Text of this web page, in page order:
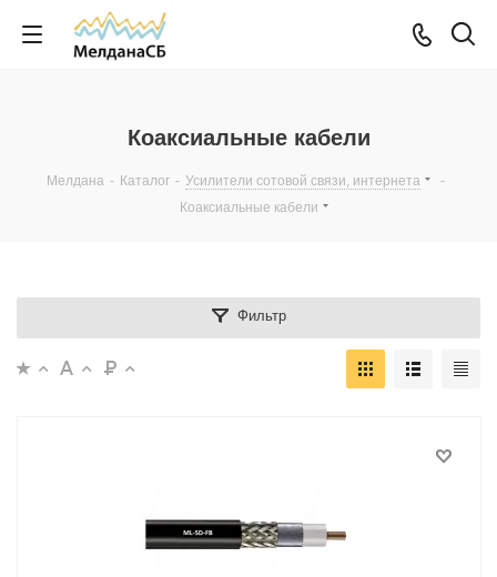
Коаксиальные кабели
Мелдана - Каталог - Усилители сотовой связи, интернета
-
Коаксиальные кабели
Фильтр